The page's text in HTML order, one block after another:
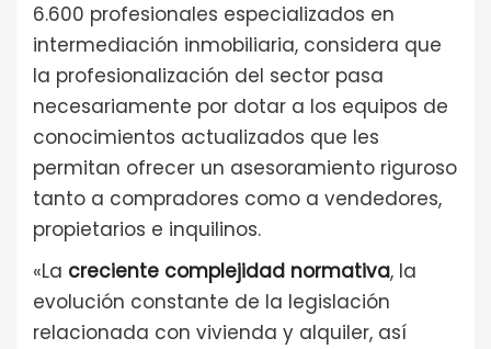
6.600 profesionales especializados en
intermediación inmobiliaria, considera que
la profesionalización del sector pasa
necesariamente por dotar a los equipos de
conocimientos actualizados que les
permitan ofrecer un asesoramiento riguroso
tanto a compradores como a vendedores,
propietarios e inquilinos.
«La creciente complejidad normativa, la
evolución constante de la legislación
relacionada con vivienda y alquiler, así